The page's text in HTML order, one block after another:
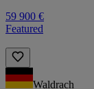
59 900 €
Featured
Waldrach